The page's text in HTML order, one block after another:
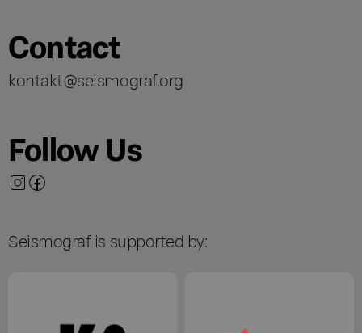
Contact
kontakt@seismograf.org
Follow Us
Seismograf is supported by: